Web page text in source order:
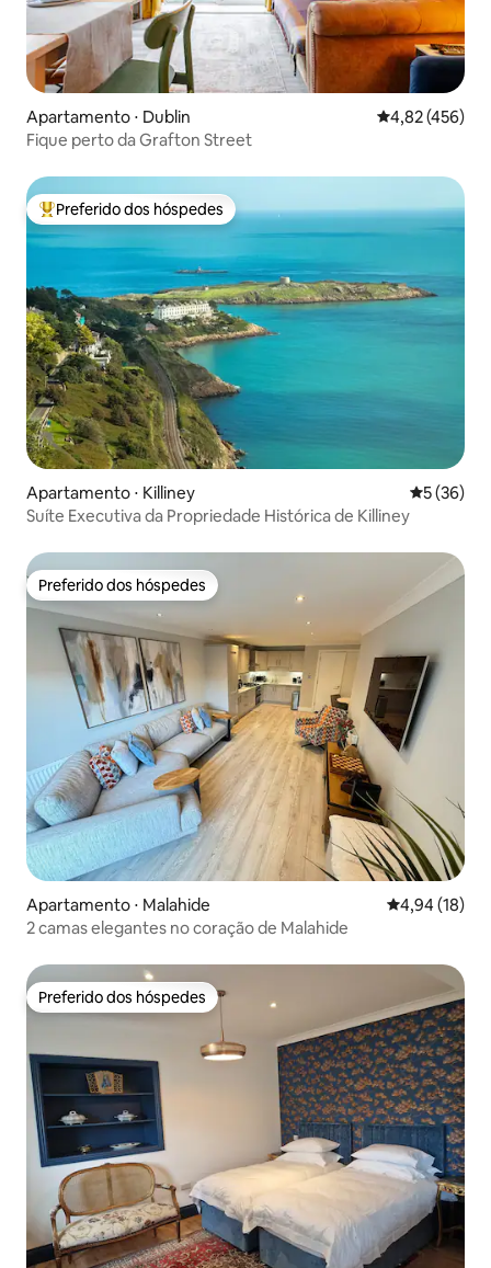
Apartamento ⋅ Dublin 4,82 de uma
4,82 (456)
Fique perto da Grafton Street
Entre os melhores preferidos dos hóspedes
Preferido dos hóspedes
Apartamento ⋅ Killiney 5 de uma
5 (36)
Suíte Executiva da Propriedade Histórica de Killiney
Preferido dos hóspedes
Preferido dos hóspedes
Apartamento ⋅ Malahide 4,94 de uma
4,94 (18)
2 camas elegantes no coração de Malahide
Preferido dos hóspedes
Preferido dos hóspedes